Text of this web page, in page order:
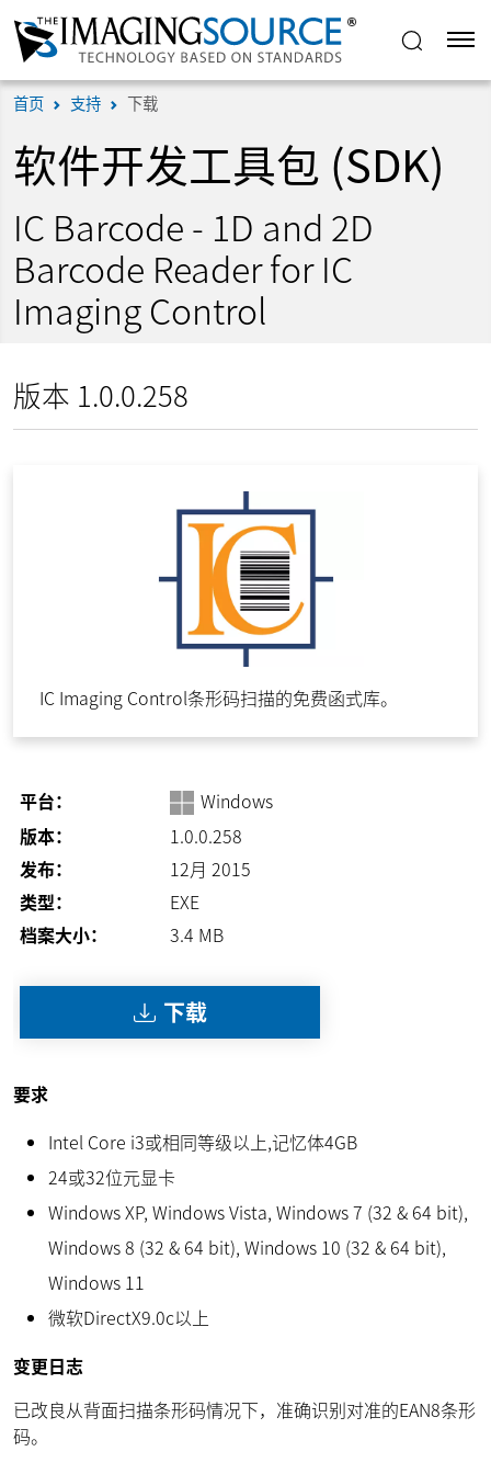
首页 支持 下载
软件开发工具包 (SDK)
IC Barcode - 1D and 2D
Barcode Reader for IC
Imaging Control
版本 1.0.0.258
IC Imaging Control条形码扫描的免费函式库。
平台：
Windows
版本：
1.0.0.258
发布：
12月 2015
类型：
EXE
档案大小：
3.4 MB
下载
要求
Intel Core i3或相同等级以上,记忆体4GB
24或32位元显卡
Windows XP, Windows Vista, Windows 7 (32 & 64 bit),
Windows 8 (32 & 64 bit), Windows 10 (32 & 64 bit),
Windows 11
微软DirectX9.0c以上
变更日志
已改良从背面扫描条形码情况下，准确识别对准的EAN8条形
码。